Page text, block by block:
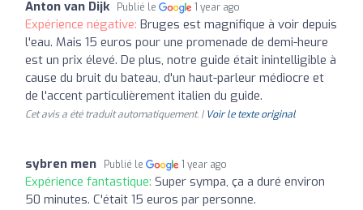
Anton van Dijk Publié le 1 year ago
Expérience négative: Bruges est magnifique à voir depuis
l'eau. Mais 15 euros pour une promenade de demi-heure
est un prix élevé. De plus, notre guide était inintelligible à
cause du bruit du bateau, d'un haut-parleur médiocre et
de l'accent particulièrement italien du guide.
Cet avis a été traduit automatiquement. | Voir le texte original
sybren men Publié le 1 year ago
Expérience fantastique: Super sympa, ça a duré environ
50 minutes. C'était 15 euros par personne.